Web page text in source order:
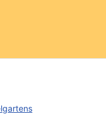
und die Schlange